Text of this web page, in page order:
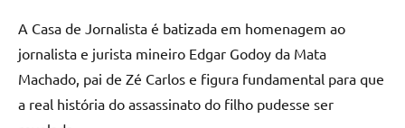
A Casa de Jornalista é batizada em homenagem ao
jornalista e jurista mineiro Edgar Godoy da Mata
Machado, pai de Zé Carlos e figura fundamental para que
a real história do assassinato do filho pudesse ser